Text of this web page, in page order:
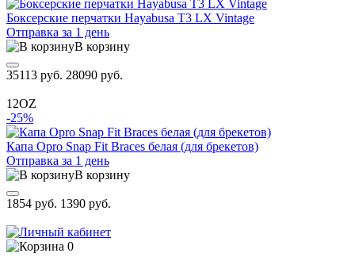
Боксерские перчатки Hayabusa T3 LX Vintage
Отправка за 1 день
В корзину
35113 руб. 28090 руб.
12OZ
-25%
Капа Opro Snap Fit Braces белая (для брекетов)
Отправка за 1 день
В корзину
1854 руб. 1390 руб.
0